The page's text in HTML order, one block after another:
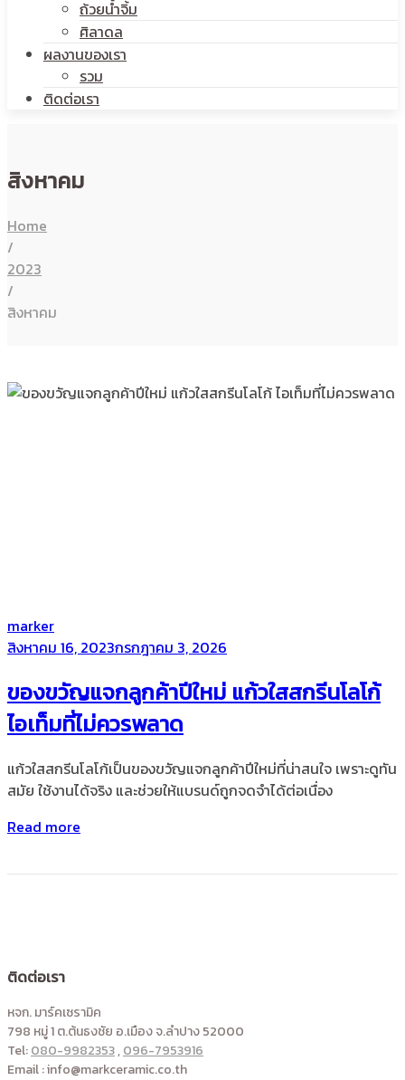
ถ้วยน้ำจิ้ม
ศิลาดล
ผลงานของเรา
รวม
ติดต่อเรา
สิงหาคม
Home
/
2023
/
สิงหาคม
by
marker
Posted
สิงหาคม 16, 2023กรกฎาคม 3, 2026
ของขวัญแจกลูกค้าปีใหม่ แก้วใสสกรีนโลโก้
ไอเท็มที่ไม่ควรพลาด
แก้วใสสกรีนโลโก้เป็นของขวัญแจกลูกค้าปีใหม่ที่น่าสนใจ เพราะดูทัน
สมัย ใช้งานได้จริง และช่วยให้แบรนด์ถูกจดจำได้ต่อเนื่อง
Read more
ติดต่อเรา
หจก. มาร์คเซรามิค
798 หมู่ 1 ต.ต้นธงชัย อ.เมือง จ.ลำปาง 52000
Tel:080-9982353,096-7953916
Email : info@markceramic.co.th